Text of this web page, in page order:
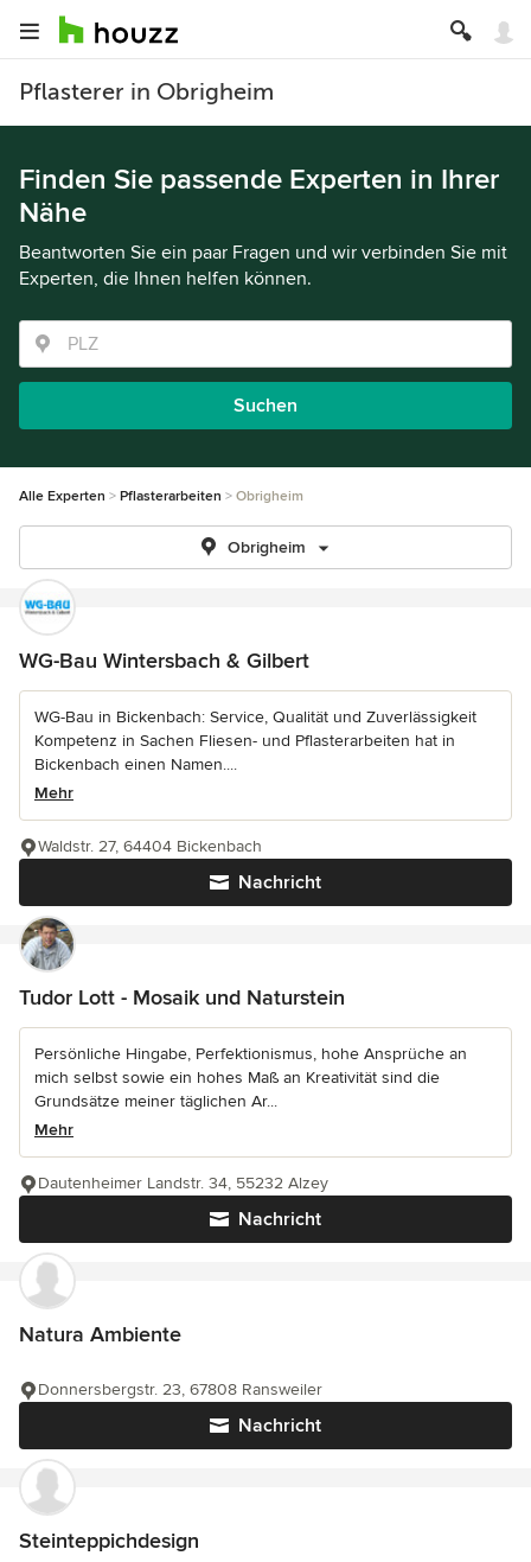
Pflasterer in Obrigheim
Finden Sie passende Experten in Ihrer
Nähe
Beantworten Sie ein paar Fragen und wir verbinden Sie mit
Experten, die Ihnen helfen können.
Suchen
Alle Experten Pflasterarbeiten Obrigheim
Obrigheim
WG-Bau Wintersbach & Gilbert
WG-Bau in Bickenbach: Service, Qualität und Zuverlässigkeit
Kompetenz in Sachen Fliesen- und Pflasterarbeiten hat in
Bickenbach einen Namen....
Mehr
Nachricht
Waldstr. 27, 64404 Bickenbach
Tudor Lott - Mosaik und Naturstein
Persönliche Hingabe, Perfektionismus, hohe Ansprüche an
mich selbst sowie ein hohes Maß an Kreativität sind die
Grundsätze meiner täglichen Ar...
Mehr
Nachricht
Dautenheimer Landstr. 34, 55232 Alzey
Natura Ambiente
Nachricht
Donnersbergstr. 23, 67808 Ransweiler
Steinteppichdesign